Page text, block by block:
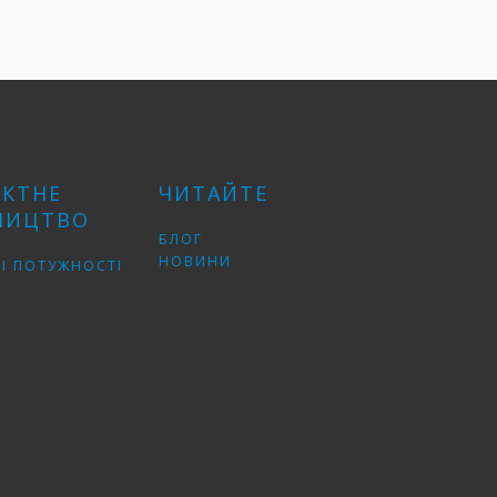
ПОТУЖНОСТІ
ЧИТАЙТЕ
БЛОГ
НОВИНИ